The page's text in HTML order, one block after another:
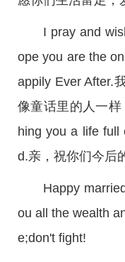
I pray and
ope you are the
appily Ever After.
像童话里的人一
hing you a life full
d.亲，祝你们今后
Happy
ou all the wealth
e;don't fight!